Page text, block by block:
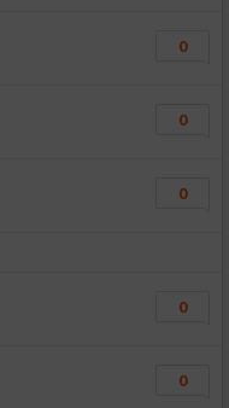
0
0
0
0
0